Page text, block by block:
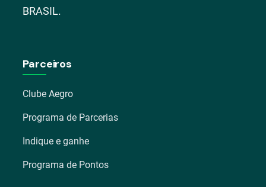
BRASIL.
Parceiros
Clube Aegro
Programa de Parcerias
Indique e ganhe
Programa de Pontos